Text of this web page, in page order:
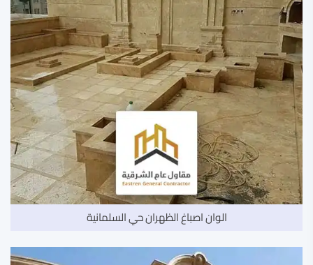
الوان اصباغ الظهران حي السلمانية